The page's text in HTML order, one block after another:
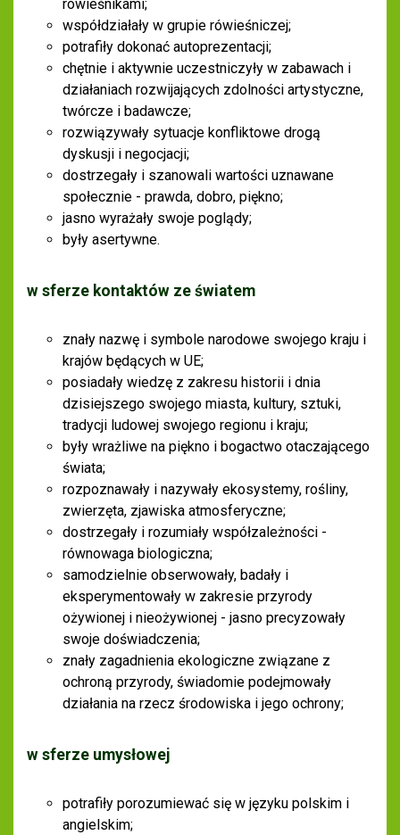
rówieśnikami;
współdziałały w grupie rówieśniczej;
potrafiły dokonać autoprezentacji;
chętnie i aktywnie uczestniczyły w zabawach i
działaniach rozwijających zdolności artystyczne,
twórcze i badawcze;
rozwiązywały sytuacje konfliktowe drogą
dyskusji i negocjacji;
dostrzegały i szanowali wartości uznawane
społecznie - prawda, dobro, piękno;
jasno wyrażały swoje poglądy;
były asertywne.
w sferze kontaktów ze światem
znały nazwę i symbole narodowe swojego kraju i
krajów będących w UE;
posiadały wiedzę z zakresu historii i dnia
dzisiejszego swojego miasta, kultury, sztuki,
tradycji ludowej swojego regionu i kraju;
były wrażliwe na piękno i bogactwo otaczającego
świata;
rozpoznawały i nazywały ekosystemy, rośliny,
zwierzęta, zjawiska atmosferyczne;
dostrzegały i rozumiały współzależności -
równowaga biologiczna;
samodzielnie obserwowały, badały i
eksperymentowały w zakresie przyrody
ożywionej i nieożywionej - jasno precyzowały
swoje doświadczenia;
znały zagadnienia ekologiczne związane z
ochroną przyrody, świadomie podejmowały
działania na rzecz środowiska i jego ochrony;
w sferze umysłowej
potrafiły porozumiewać się w języku polskim i
angielskim;